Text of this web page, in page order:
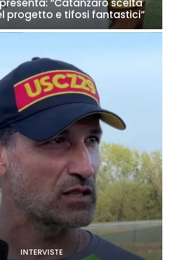
progetto e tifosi fantastici”
INTERVISTE